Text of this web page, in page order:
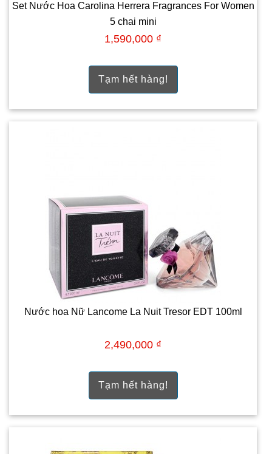
Set Nước Hoa Carolina Herrera Fragrances For Women
5 chai mini
1,590,000 ₫
Tạm hết hàng!
Nước hoa Nữ Lancome La Nuit Tresor EDT 100ml
2,490,000 ₫
Tạm hết hàng!